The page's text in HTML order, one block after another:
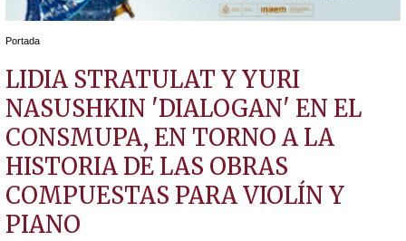
Portada
LIDIA STRATULAT Y YURI
NASUSHKIN 'DIALOGAN' EN EL
CONSMUPA, EN TORNO A LA
HISTORIA DE LAS OBRAS
COMPUESTAS PARA VIOLÍN Y
PIANO